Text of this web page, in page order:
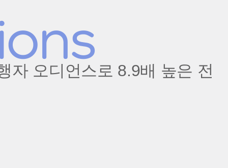
자 오디언스로 8.9배 높은 전